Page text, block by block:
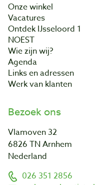
Onze winkel
Vacatures
Ontdek IJsseloord 1
NOEST
Wie zijn wij?
Agenda
Links en adressen
Werk van klanten
Bezoek ons
Vlamoven 32
6826 TN Arnhem
Nederland
026 351 2856